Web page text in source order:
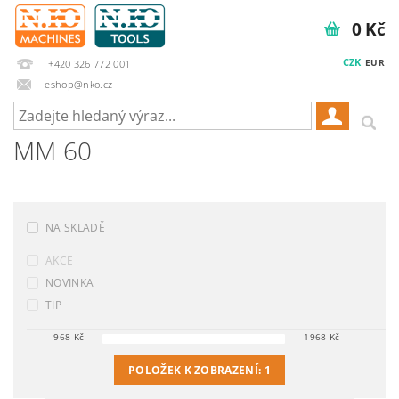
+420 326 772 001
eshop@nko.cz
CZK EUR
0 Kč
MM 60
NA SKLADĚ
AKCE
NOVINKA
TIP
968 Kč 1968 Kč
POLOŽEK K ZOBRAZENÍ: 1